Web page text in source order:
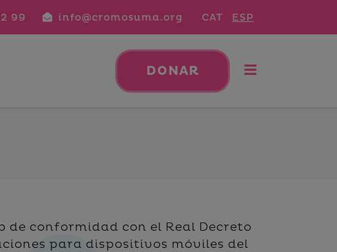
99 info@cromosuma.org CAT ESP
DONAR
de conformidad con el Real Decreto
para dispositivos móviles del